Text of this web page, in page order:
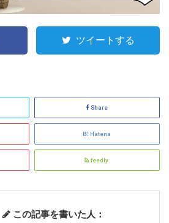
ツイートする
Share
Hatena
feedly
この記事を書いた人：